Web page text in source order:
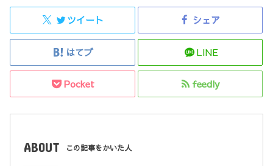
ツイート シェア
はてブ LINE
Pocket feedly
ABOUT この記事をかいた人